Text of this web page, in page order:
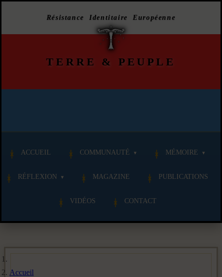
Résistance Identitaire Européenne
TERRE & PEUPLE
ACCUEIL COMMUNAUTÉ MÉMOIRE
RÉFLEXION MAGAZINE PUBLICATIONS
VIDÉOS CONTACT
Accueil